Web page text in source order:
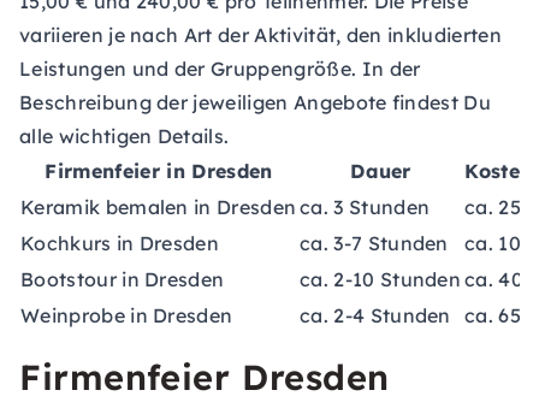
variieren je nach Art der Aktivität, den inkludierten
Leistungen und der Gruppengröße. In der
Beschreibung der jeweiligen Angebote findest Du
alle wichtigen Details.
Firmenfeier in Dresden
Dauer
Keramik bemalen in Dresden ca. 3 Stunden
ca. 25-
Kochkurs in Dresden
ca. 3-7 Stunden
ca.
Bootstour in Dresden
ca. 2-10 Stunden ca. 40-
Weinprobe in Dresden
ca. 2-4 Stunden ca. 65-
Firmenfeier Dresden